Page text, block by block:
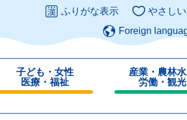
ふりがな表示 やさし
Foreign
子ども・女性
医療・福祉
産業・農林
労働・観光
じ